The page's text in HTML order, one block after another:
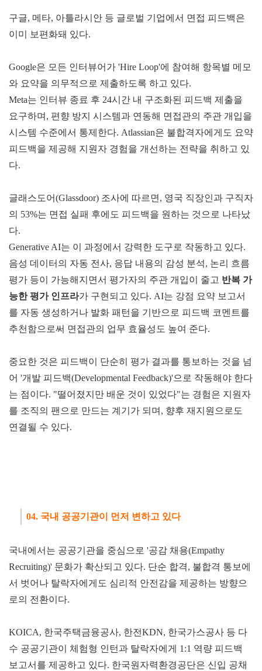
구글, 메타, 아틀라시안 등 글로벌 기업에서 면접 피드백은
이미 보편화돼 있다.
Google은 모든 인터뷰어가 'Hire Loop'에 참여해 항목별 메모
와 요약을 의무적으로 제출하도록 하고 있다.
Meta는 인터뷰 종료 후 24시간 내 구조화된 피드백 제출을
요구하며, 편향 방지 시스템과 연동해 면접관의 주관 개입을
시스템 수준에서 통제한다. Atlassian은 불합격자에게도 요약
피드백을 제공해 지원자 경험을 개선하는 전략을 취하고 있
다.
글래스도어(Glassdoor) 조사에 따르면, 영국 직장인과 구직자
의 53%는 면접 실패 후에도 피드백을 원하는 것으로 나타났
다.
Generative AI는 이 과정에서 강력한 도구로 작동하고 있다.
음성 데이터의 자동 전사, 응답 내용의 감성 분석, 논리 흐름
평가 등이 가능해지면서 평가자의 주관 개입이 줄고 반복 가
능한평가 인프라가 구현되고 있다. AI는 강점 요약 보고서
를 자동 생성하거나 발화 패턴을 기반으로 피드백 코멘트를
추천함으로써 면접관의 업무 효율성도 높여 준다.
중요한 것은 피드백이 단순히 평가 결과를 통보하는 것을 넘
어 '개발 피드백(Developmental Feedback)'으로 작동해야 한다
는 점이다. "떨어졌지만 배운 것이 있었다"는 경험은 지원자
를 조직의 팬으로 만드는 계기가 되며, 향후 재지원으로도
연결될 수 있다.
04. 국내 공공기관이 먼저 변하고 있다
국내에서는 공공기관을 중심으로 '공감 채용(Empathy
Recruiting)' 문화가 확산되고 있다. 단순 합격, 불합격 통보에
서 벗어나 탈락자에게도 심리적 안전감을 제공하는 방향으
로의 전환이다.
KOICA, 한국주택금융공사, 한전KDN, 한국가스공사 등 다
수 공공기관이 체험형 인턴과 탈락자에게 1:1 역량 피드백
보고서를 제공하고 있다. 한국원자력환경공단은 신입 공채